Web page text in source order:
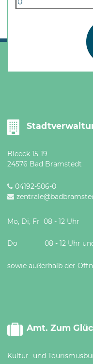
außerhalb
nach
Bleeck 15-19
24576 Bad Bramstedt
04192-506-0
Mo, Di, Fr 08 - 12 Uhr
Do 08 - 12 Uhr und
sowie außerhalb der
Amt. Zum
Kultur- und